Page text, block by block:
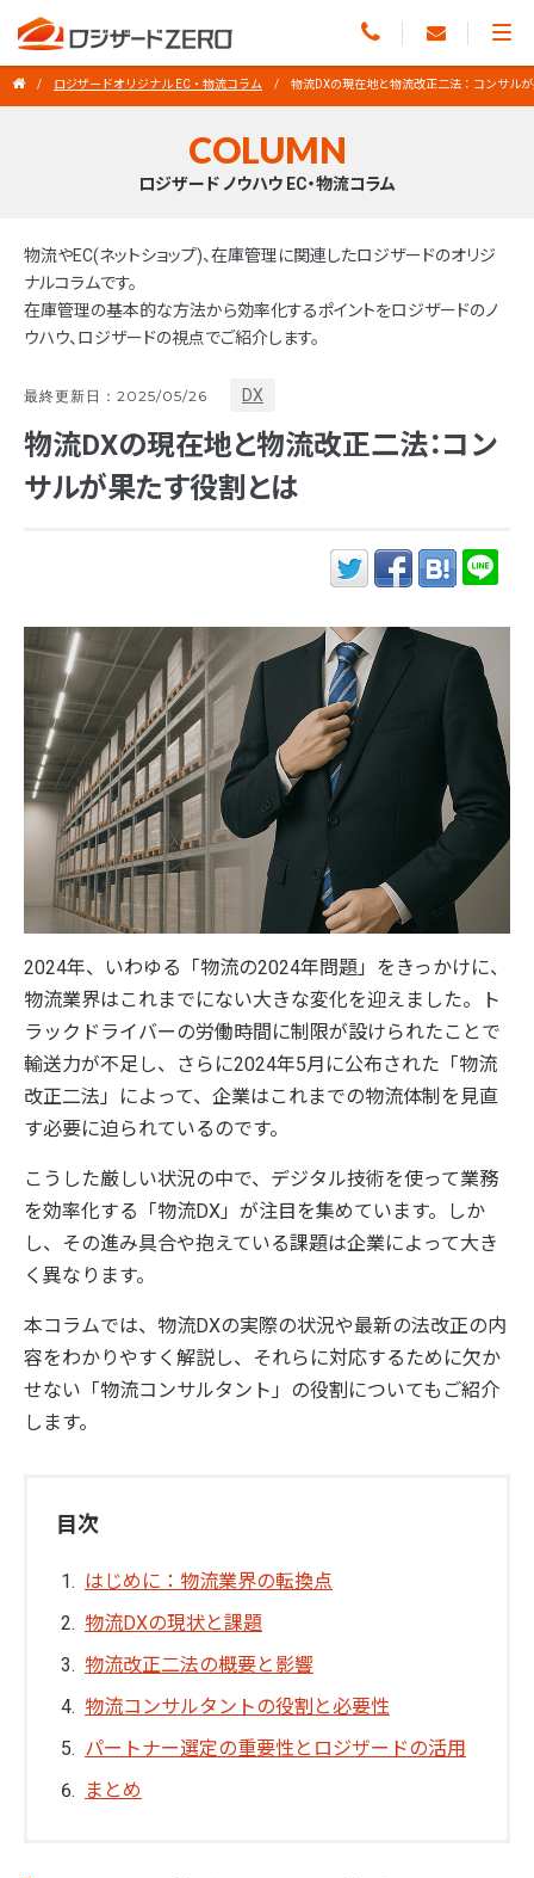
ロジザードオリジナル EC・物流コラム 物流DXの現在地と物流改正二法：コンサル
COLUMN
ロジザード ノウハウ EC・物流コラム
物流やEC(ネットショップ)、在庫管理に関連したロジザードのオリジ
ナルコラムです。
在庫管理の基本的な方法から効率化するポイントをロジザードのノ
ウハウ、ロジザードの視点でご紹介します。
最終更新日：2025/05/26 DX
物流DXの現在地と物流改正二法：コン
サルが果たす役割とは
2024年、いわゆる「物流の2024年問題」をきっかけに、
物流業界はこれまでにない大きな変化を迎えました。ト
ラックドライバーの労働時間に制限が設けられたことで
輸送力が不足し、さらに2024年5月に公布された「物流
改正二法」によって、企業はこれまでの物流体制を見直
す必要に迫られているのです。
こうした厳しい状況の中で、デジタル技術を使って業務
を効率化する「物流DX」が注目を集めています。しか
し、その進み具合や抱えている課題は企業によって大き
く異なります。
本コラムでは、物流DXの実際の状況や最新の法改正の内
容をわかりやすく解説し、それらに対応するために欠か
せない「物流コンサルタント」の役割についてもご紹介
します。
目次
はじめに：物流業界の転換点
物流DXの現状と課題
物流改正二法の概要と影響
物流コンサルタントの役割と必要性
パートナー選定の重要性とロジザードの活用
まとめ